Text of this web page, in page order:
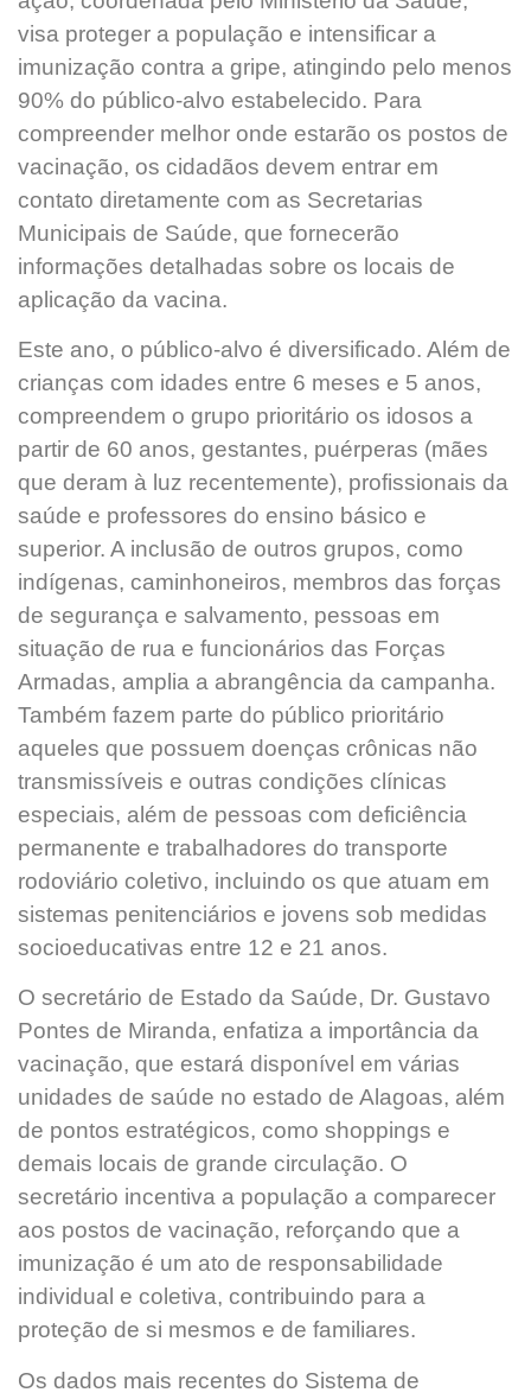
visa proteger a população e intensificar a
imunização contra a gripe, atingindo pelo menos
90% do público-alvo estabelecido. Para
compreender melhor onde estarão os postos de
vacinação, os cidadãos devem entrar em
contato diretamente com as Secretarias
Municipais de Saúde, que fornecerão
informações detalhadas sobre os locais de
aplicação da vacina.
Este ano, o público-alvo é diversificado. Além de
crianças com idades entre 6 meses e 5 anos,
compreendem o grupo prioritário os idosos a
partir de 60 anos, gestantes, puérperas (mães
que deram à luz recentemente), profissionais da
saúde e professores do ensino básico e
superior. A inclusão de outros grupos, como
indígenas, caminhoneiros, membros das forças
de segurança e salvamento, pessoas em
situação de rua e funcionários das Forças
Armadas, amplia a abrangência da campanha.
Também fazem parte do público prioritário
aqueles que possuem doenças crônicas não
transmissíveis e outras condições clínicas
especiais, além de pessoas com deficiência
permanente e trabalhadores do transporte
rodoviário coletivo, incluindo os que atuam em
sistemas penitenciários e jovens sob medidas
socioeducativas entre 12 e 21 anos.
O secretário de Estado da Saúde, Dr. Gustavo
Pontes de Miranda, enfatiza a importância da
vacinação, que estará disponível em várias
unidades de saúde no estado de Alagoas, além
de pontos estratégicos, como shoppings e
demais locais de grande circulação. O
secretário incentiva a população a comparecer
aos postos de vacinação, reforçando que a
imunização é um ato de responsabilidade
individual e coletiva, contribuindo para a
proteção de si mesmos e de familiares.
Os dados mais recentes do Sistema de